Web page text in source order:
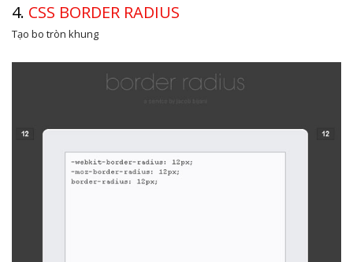
4. CSS BORDER RADIUS
Tạo bo tròn khung